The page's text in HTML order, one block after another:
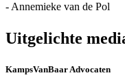
- Annemieke van de Pol
Uitgelichte
KampsVanBaar Advocaten